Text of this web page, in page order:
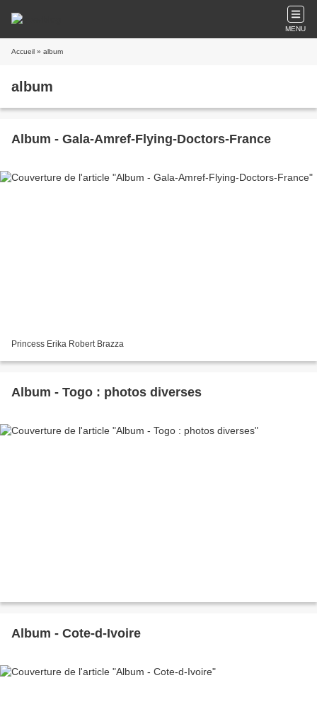
MENU
Accueil » album
album
Album - Gala-Amref-Flying-Doctors-France
Princess Erika Robert Brazza
Album - Togo : photos diverses
Album - Cote-d-Ivoire